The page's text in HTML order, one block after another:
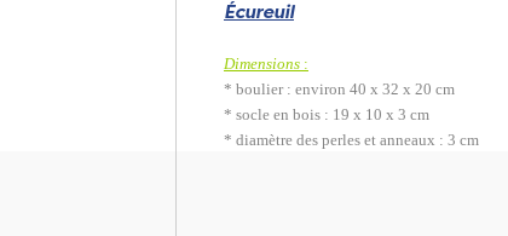
Écureuil
Dimensions :
* boulier : environ 40 x 32 x 20 cm
* socle en bois : 19 x 10 x 3 cm
* diamètre des perles et anneaux : 3 cm